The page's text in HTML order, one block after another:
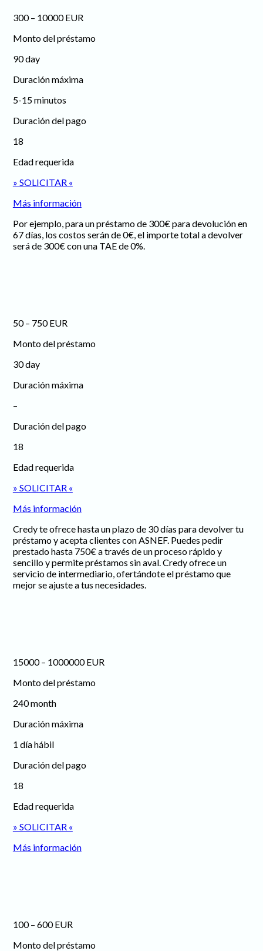
300 – 10000 EUR
Monto del préstamo
90 day
Duración máxima
5-15 minutos
Duración del pago
18
Edad requerida
» SOLICITAR «
Más información
Por ejemplo, para un préstamo de 300€ para devolución en
67 días, los costos serán de 0€, el importe total a devolver
será de 300€ con una TAE de 0%.
50 – 750 EUR
Monto del préstamo
30 day
Duración máxima
–
Duración del pago
18
Edad requerida
» SOLICITAR «
Más información
Credy te ofrece hasta un plazo de 30 días para devolver tu
préstamo y acepta clientes con ASNEF. Puedes pedir
prestado hasta 750€ a través de un proceso rápido y
sencillo y permite préstamos sin aval. Credy ofrece un
servicio de intermediario, ofertándote el préstamo que
mejor se ajuste a tus necesidades.
15000 – 1000000 EUR
Monto del préstamo
240 month
Duración máxima
1 día hábil
Duración del pago
18
Edad requerida
» SOLICITAR «
Más información
100 – 600 EUR
Monto del préstamo